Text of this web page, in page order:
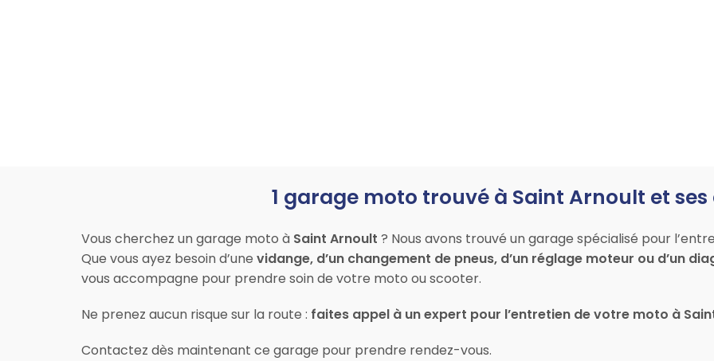
1 garage moto trouvé à Saint Arnoult et
Vous cherchez un garage moto à Saint Arnoult ? Nous avons trouvé un garage spécialisé pour
Que vous ayez besoin d’une vidange, d’un changement de pneus, d’un réglage moteur ou d’un
vous accompagne pour prendre soin de votre moto ou scooter.
Ne prenez aucun risque sur la route : faites appel à un expert pour l’entretien de votre moto à
Contactez dès maintenant ce garage pour prendre rendez-vous.